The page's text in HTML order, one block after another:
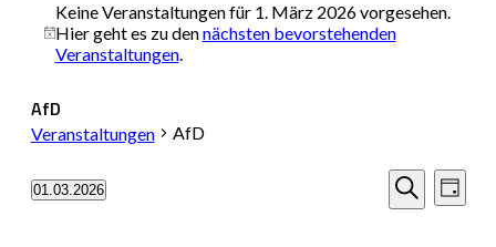
Hinweis
Keine Veranstaltungen für 1. März 2026 vorgesehen.
Hier geht es zu dennächsten bevorstehenden
Veranstaltungen.
AfD
Veranstaltungen AfD
Suche
Tag
01.03.2026